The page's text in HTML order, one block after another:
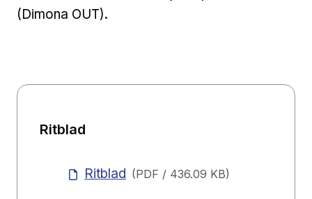
(Dimona OUT).
Ritblad
Ritblad (PDF / 436.09 KB)